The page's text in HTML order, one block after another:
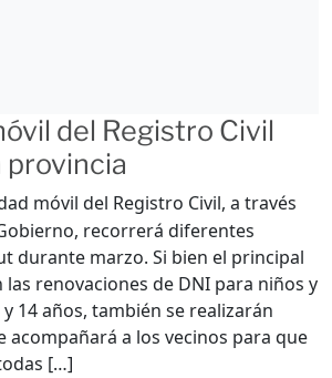
del Registro Civil
provincia
móvil del Registro Civil, a través
recorrerá diferentes
durante marzo. Si bien el principal
renovaciones de DNI para niños y
14 años, también se realizarán
acompañará a los vecinos para que
[…]